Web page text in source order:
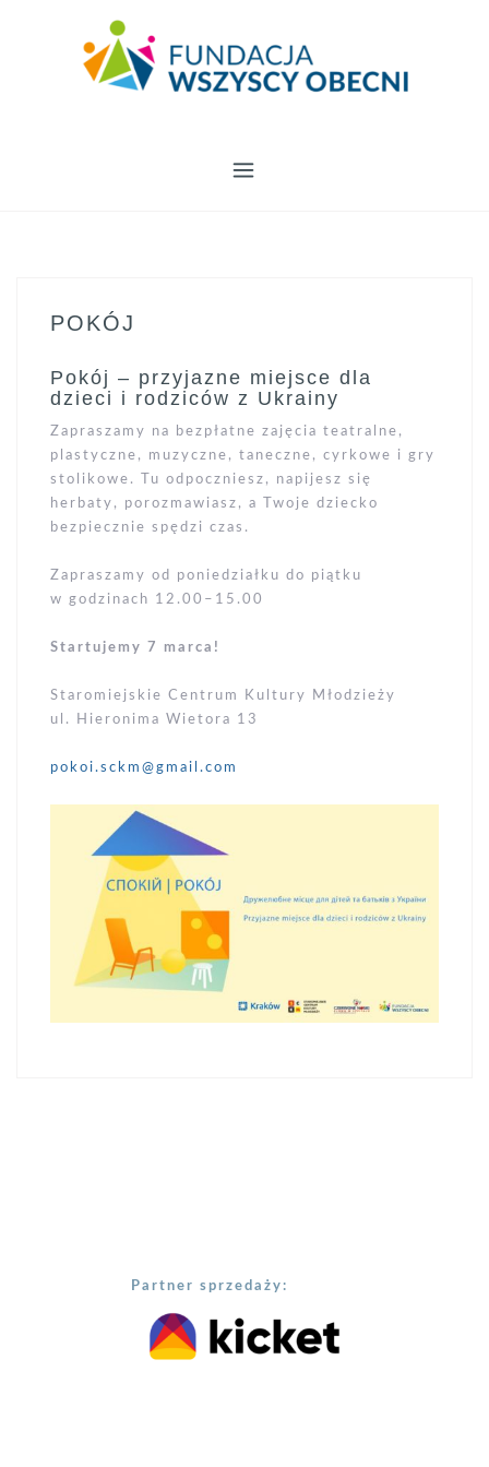
POKÓJ
Pokój – przyjazne miejsce dla
dzieci i rodziców z Ukrainy
Zapraszamy na bezpłatne zajęcia teatralne,
plastyczne, muzyczne, taneczne, cyrkowe i gry
stolikowe. Tu odpoczniesz, napijesz się
herbaty, porozmawiasz, a Twoje dziecko
bezpiecznie spędzi czas.
Zapraszamy od poniedziałku do piątku
w godzinach 12.00–15.00
Startujemy 7 marca!
Staromiejskie Centrum Kultury Młodzieży
ul. Hieronima Wietora 13
pokoi.sckm@gmail.com
Partner sprzedaży: